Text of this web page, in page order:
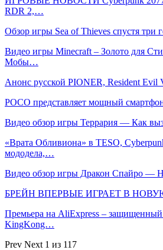
RDR 2,…
Обзор игры Sea of Thieves спустя три
Видео игры Minecraft – Золото для
Мобы…
Анонс русской PIONER, Resident Evil
POCO представляет мощный
Видео обзор игры Террария — Как
«Врата Обливиона» в TESO,
мододела,…
Видео обзор игры Дракон Спайро —
БРЕЙН ВПЕРВЫЕ ИГРАЕТ В
Премьера на AliExpress –
KingKong…
Prev Next 1 из 117